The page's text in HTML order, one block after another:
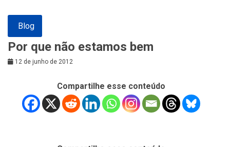
Blog
Por que não estamos bem
12 de junho de 2012
Compartilhe esse conteúdo